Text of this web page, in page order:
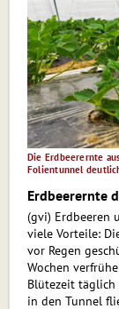
Die Erdbeerernte
Folientunnel
Erdbeerernte
(gvi) Erdbeeren
viele Vor­tei­le:
vor Regen
Wochen
Blütezeit täglich
in den Tunnel